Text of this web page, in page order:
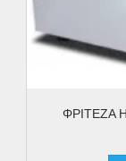
ΦΡΙΤΕΖΑ